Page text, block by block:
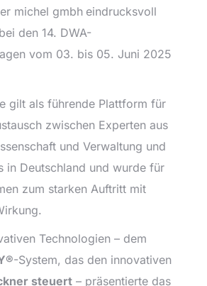
michel gmbh eindrucksvoll
den 14. DWA-
vom 03. bis 05. Juni 2025
gilt als führende Plattform für
zwischen Experten aus
und Verwaltung und
in Deutschland und wurde für
zum starken Auftritt mit
Technologien – dem
-System, das den innovativen
steuert – präsentierte das